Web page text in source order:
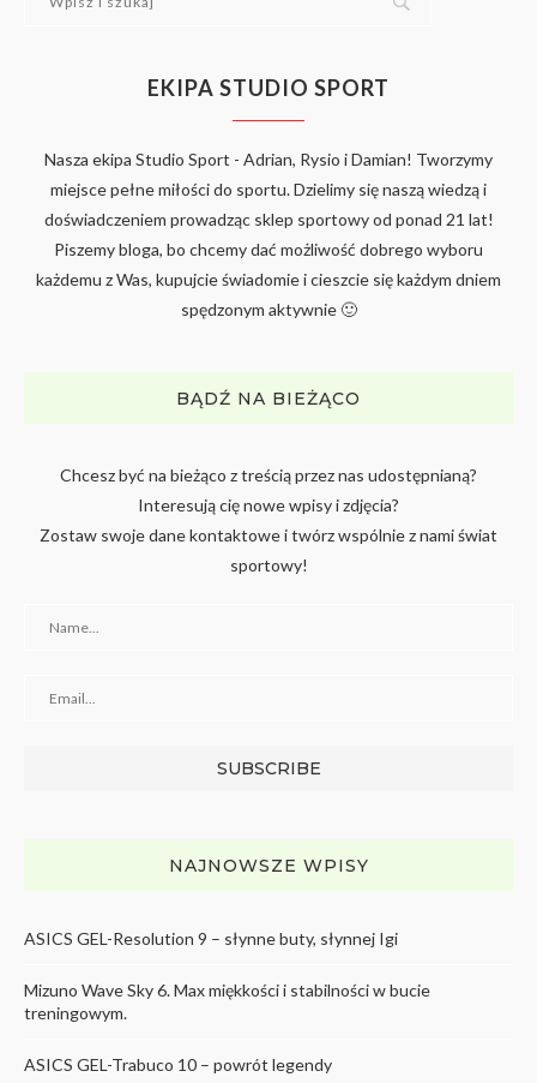
EKIPA STUDIO SPORT
Nasza ekipa Studio Sport - Adrian, Rysio i Damian! Tworzymy
miejsce pełne miłości do sportu. Dzielimy się naszą wiedzą i
doświadczeniem prowadząc sklep sportowy od ponad 21 lat!
Piszemy bloga, bo chcemy dać możliwość dobrego wyboru
każdemu z Was, kupujcie świadomie i cieszcie się każdym dniem
spędzonym aktywnie 🙂
BĄDŹ NA BIEŻĄCO
Chcesz być na bieżąco z treścią przez nas udostępnianą?
Interesują cię nowe wpisy i zdjęcia?
Zostaw swoje dane kontaktowe i twórz wspólnie z nami świat
sportowy!
NAJNOWSZE WPISY
ASICS GEL-Resolution 9 – słynne buty, słynnej Igi
Mizuno Wave Sky 6. Max miękkości i stabilności w bucie
treningowym.
ASICS GEL-Trabuco 10 – powrót legendy